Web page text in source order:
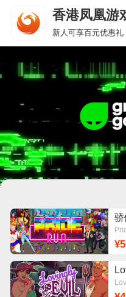
香港凤凰游
新人可享百元优惠
骄